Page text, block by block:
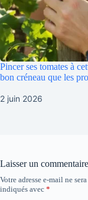
Pincer ses tomates à
bon créneau que les
2 juin 2026
Laisser un commentaire
Votre adresse e-mail ne
indiqués avec *